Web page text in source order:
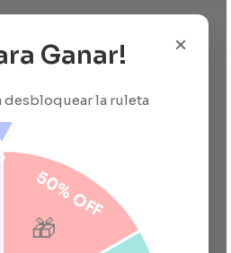
×
Ganar!
desbloquear la ruleta
50% OFF
🎁